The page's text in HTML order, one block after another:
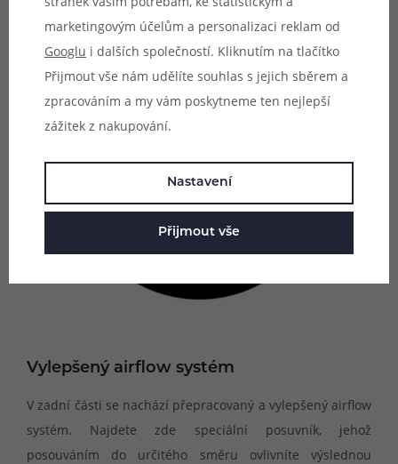
Vylepšený airflow systém
V zadní části se nachází přepracovaný a vylepšený airflow
systém. Najdete zde speciální posuvník, jehož
posouváním do určitého směru ovlivníte výslednou
marketingovým účelům a personalizaci reklam od
Googlu i dalších společností. Kliknutím na tlačítko
Přijmout vše nám udělíte souhlas s jejich sběrem a
zpracováním a my vám poskytneme ten nejlepší
zážitek z nakupování.
Nastavení
Přijmout vše